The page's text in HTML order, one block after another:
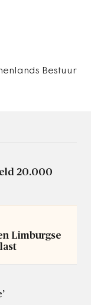
Bestuur
20.000
Limburgse